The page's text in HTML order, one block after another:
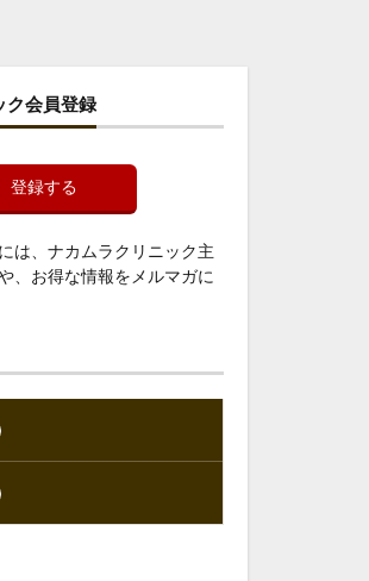
ク会員登録
登録する
は、ナカムラクリニック主
、お得な情報をメルマガに